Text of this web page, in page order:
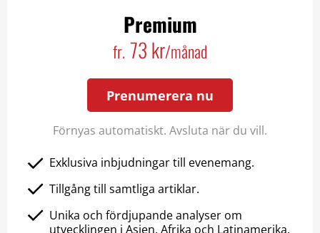
Premium
fr. 73 kr/månad
Prenumerera nu
Förnyas automatiskt. Avsluta när du vill.
Exklusiva inbjudningar till evenemang.
Tillgång till samtliga artiklar.
Unika och fördjupande analyser om
utvecklingen i Asien, Afrika och Latinamerika.